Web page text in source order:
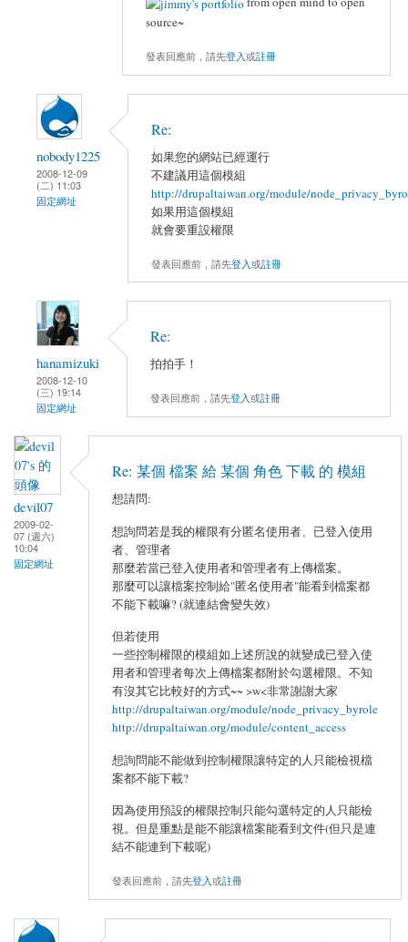
source~
發表回應前，請先登入或註冊
nobody1225
2008-12-09
(二) 11:03
固定網址
Re:
如果您的網站已經運行
不建議用這個模組
http://drupaltaiwan.org/module/
如果用這個模組
就會要重設權限
發表回應前，請先登入或註冊
hanamizuki
2008-12-10
(三) 19:14
固定網址
Re:
拍拍手！
發表回應前，請先登入或註冊
devil07
2009-02-
07 (週六)
10:04
固定網址
Re: 某個 檔案 給 某個 角色 下載 的 模組
想請問:
想詢問若是我的權限有分匿名使用者、已登入使用
者、管理者
那麼若當已登入使用者和管理者有上傳檔案。
那麼可以讓檔案控制給"匿名使用者"能看到檔案都
不能下載嘛? (就連結會變失效)
但若使用
一些控制權限的模組如上述所說的就變成已登入使
用者和管理者每次上傳檔案都附於勾選權限。不知
有沒其它比較好的方式~~ >w<非常謝謝大家
http://drupaltaiwan.org/module/node_privacy_byrole
http://drupaltaiwan.org/module/content_access
想詢問能不能做到控制權限讓特定的人只能檢視檔
案都不能下載?
因為使用預設的權限控制只能勾選特定的人只能檢
視。但是重點是能不能讓檔案能看到文件(但只是連
結不能連到下載呢)
發表回應前，請先登入或註冊